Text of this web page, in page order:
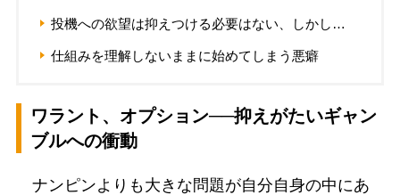
投機への欲望は抑えつける必要はない、しかし…
仕組みを理解しないままに始めてしまう悪癖
ワラント、オプション──抑えがたいギャン
ブルへの衝動
ナンピンよりも大きな問題が自分自身の中にあ